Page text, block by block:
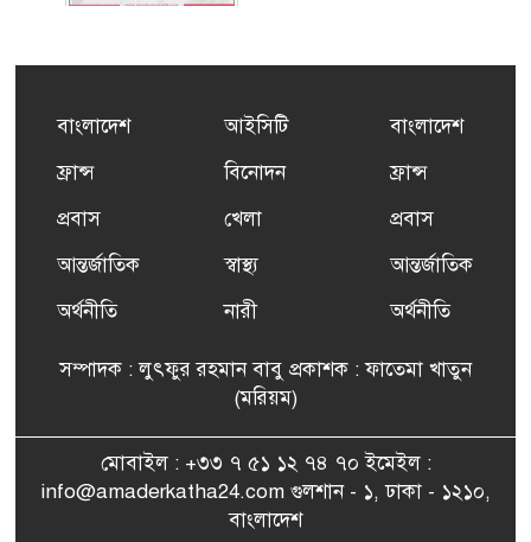
৫
এর সম্পূর্ণ বিনামূল্যের সুশি
ফ্রান্সসহ ইউরোপীয় দেশসমূহে
দাবদাহ: কারণ, প্রভাব ও করণীয়
ফ্রান্সে সংবর্ধিত হলেন যুক্তরাজ্য
বিএনপি’র আহ্বায়ক কমিটির
সাংবাদিকতায় কৃতিত্বের পুরস্কার
এমপি মমতাজ আলোকে
বাংলাদেশ
ফ্রান্স
প্রবাস
আন্তর্জাতিক
অর্থনীতি
আইসিটি
বিনোদন
খেলা
স্বাস্থ্য
নারী
বাংলাদেশ
ফ্রান্স
প্রবাস
আন্তর্জাতিক
অর্থনীতি
সম্পাদক : লুৎফুর রহমান বাবু প্রকাশক : ফাতেমা খাতুন
(মরিয়ম)
মোবাইল : +৩৩ ৭ ৫১ ১২ ৭৪ ৭০ ইমেইল :
info@amaderkatha24.com গুলশান - ১, ঢাকা - ১২১০,
বাংলাদেশ